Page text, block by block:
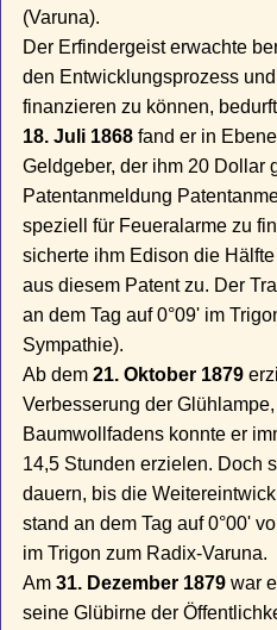
(Varuna).
Der Erfindergeist erwachte
den Entwicklungsprozess
finanzieren zu können,
18. Juli 1868 fand er in
Geldgeber, der ihm 20 Dollar
Patentanmeldung
speziell für Feueralarme zu
sicherte ihm Edison die
aus diesem Patent zu. Der
an dem Tag auf 0°09' im
Sympathie).
Ab dem21. Oktober 1879
Verbesserung der
Baumwollfadens konnte er
14,5 Stunden erzielen. Doch
dauern, bis die
stand an dem Tag auf 0°00'
im Trigon zum Radix-Varuna.
Am31. Dezember 1879 war
seine Glübirne der